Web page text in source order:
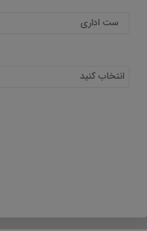
ست اداری
انتخاب کنید